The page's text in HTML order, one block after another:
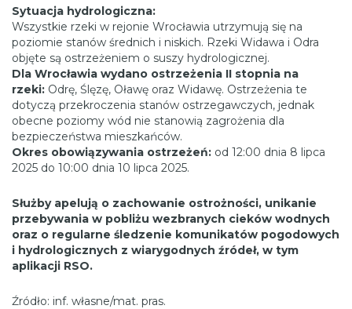
Sytuacja hydrologiczna:
Wszystkie rzeki w rejonie Wrocławia utrzymują się na
poziomie stanów średnich i niskich. Rzeki Widawa i Odra
objęte są ostrzeżeniem o suszy hydrologicznej.
Dla Wrocławia wydano ostrzeżenia II stopnia na
rzeki: Odrę, Ślęzę, Oławę oraz Widawę. Ostrzeżenia te
dotyczą przekroczenia stanów ostrzegawczych, jednak
obecne poziomy wód nie stanowią zagrożenia dla
bezpieczeństwa mieszkańców.
Okres obowiązywania ostrzeżeń: od 12:00 dnia 8 lipca
2025 do 10:00 dnia 10 lipca 2025.
Służby apelują o zachowanie ostrożności, unikanie
przebywania w pobliżu wezbranych cieków wodnych
oraz o regularne śledzenie komunikatów pogodowych
i hydrologicznych z wiarygodnych źródeł, w tym
aplikacji RSO.
Źródło: inf. własne/mat. pras.